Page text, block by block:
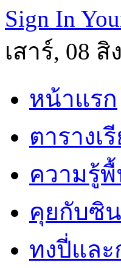
Sign In
เสาร์, 08
หน้าแรก
ตารางเ
ความรู้
คุยกับซิ
ทงปี่และ